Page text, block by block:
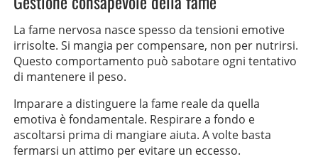
La fame nervosa nasce spesso da tensioni emotive
irrisolte. Si mangia per compensare, non per nutrirsi.
Questo comportamento può sabotare ogni tentativo
di mantenere il peso.
Imparare a distinguere la fame reale da quella
emotiva è fondamentale. Respirare a fondo e
ascoltarsi prima di mangiare aiuta. A volte basta
fermarsi un attimo per evitare un eccesso.